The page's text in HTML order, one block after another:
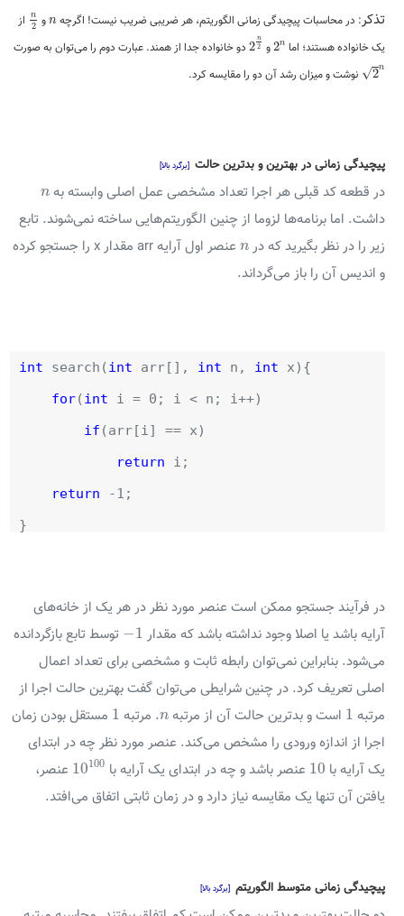
تذکر: در محاسبات پیچیدگی زمانی الگوریتم، هر ضریبی ضریب نیست! اگرچهn
nو 2
2 از
یک خانواده هستند؛ اما
2 n
2 n و 2 2 2
دو خانواده جدا از همند. عبارت دوم را می‌توان به صورت
√
2n نوشت و میزان رشد آن دو را مقایسه کرد.
پیچیدگی زمانی در بهترین و بدترین حالت [برگرد بالا]
در قطعه کد قبلی هر اجرا تعداد مشخصی عمل اصلی وابسته بهn
n
داشت. اما برنامه‌ها لزوما از چنین الگوریتم‌هایی ساخته نمی‌شوند. تابع
زیر را در نظر بگیرید که درn
n
عنصر اول آرایه arr مقدار x را جستجو کرده
و اندیس آن را باز می‌گرداند.
intsearch(intarr[],intn,intx){
for (int i = 0; i < n; i++)
if(arr[i] == x)
return i;
return-1;
در فرآیند جستجو ممکن است عنصر مورد نظر در هر یک از خانه‌های
آرایه باشد یا اصلا وجود نداشته باشد که مقدار
− 1
− 1
توسط تابع بازگردانده
می‌شود. بنابراین نمی‌توان رابطه ثابت و مشخصی برای تعداد اعمال
اصلی تعریف کرد. در چنین شرایطی می‌توان گفت بهترین حالت اجرا از
مرتبه1
1است و بدترین حالت آن از مرتبهn
n . مرتبه1
1مستقل بودن زمان
اجرا از اندازه ورودی را مشخص می‌کند. عنصر مورد نظر چه در ابتدای
یک آرایه با 10
10عنصر باشد و چه در ابتدای یک آرایه با 10100
10100
عنصر،
یافتن آن تنها یک مقایسه نیاز دارد و در زمان ثابتی اتفاق می‌افتد.
پیچیدگی زمانی متوسط الگوریتم [برگرد بالا]